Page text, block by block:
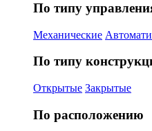
По типу
Механические
По типу
Открытые Закрытые
По расположению